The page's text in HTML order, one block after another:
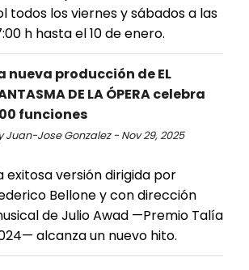
todos los viernes y sábados a las
h hasta el 10 de enero.
nueva producción de EL
DE LA ÓPERA celebra
funciones
Juan-Jose Gonzalez - Nov 29, 2025
exitosa versión dirigida por
Bellone y con dirección
de Julio Awad —Premio Talía
alcanza un nuevo hito.